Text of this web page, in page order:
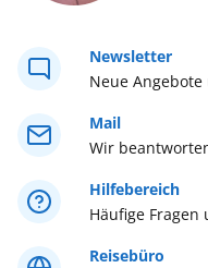
Östliches
Neue
Newsletter
Häufige
Hilfebereich
Wir
Mail
Reisebüro